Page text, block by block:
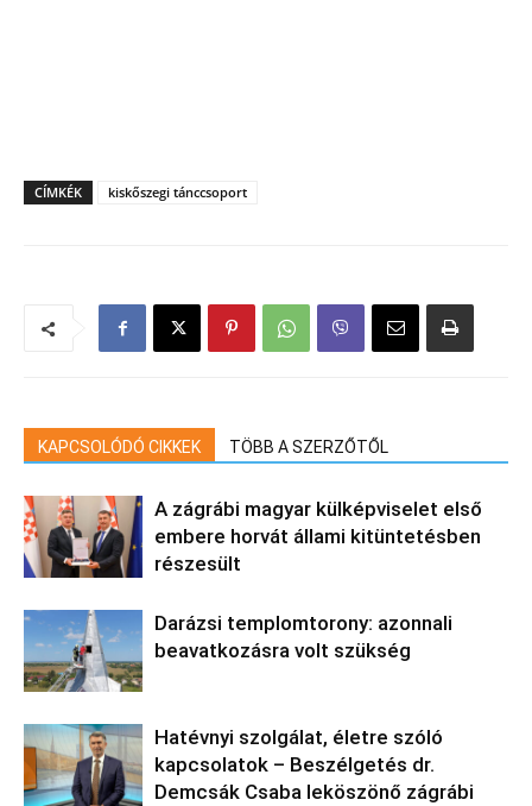
CÍMKÉK kiskőszegi tánccsoport
KAPCSOLÓDÓ CIKKEK TÖBB A SZERZŐTŐL
A zágrábi magyar külképviselet első
embere horvát állami kitüntetésben
részesült
Darázsi templomtorony: azonnali
beavatkozásra volt szükség
Hatévnyi szolgálat, életre szóló
kapcsolatok – Beszélgetés dr.
Demcsák Csaba leköszönő zágrábi